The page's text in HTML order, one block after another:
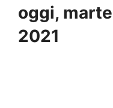
oggi,
2021